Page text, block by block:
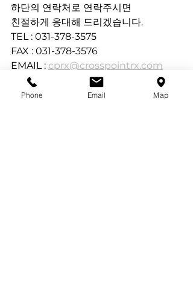
하단의 연락처로 연락주시면
친절하게 응대해 드리겠습니다.
TEL : 031-378-3575
FAX : 031-378-3576
EMAIL : cprx@crosspointrx.com
NOTICEPhone Email Map